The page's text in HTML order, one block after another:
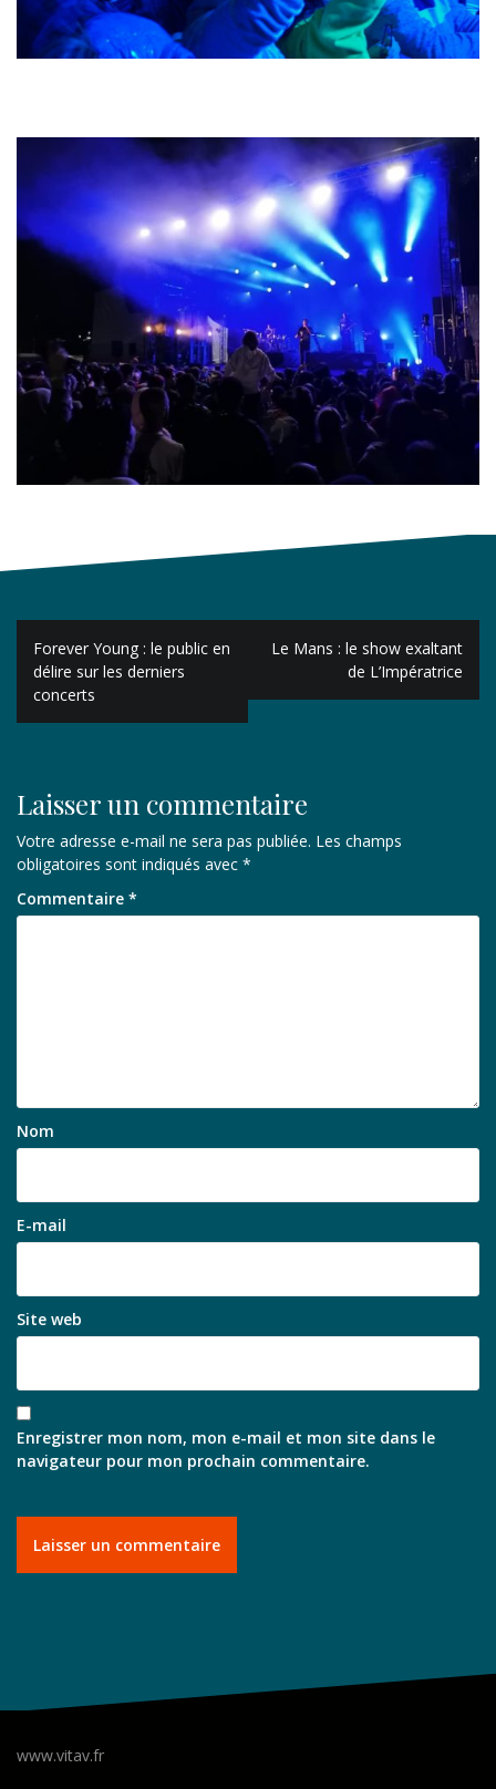
Navigation
de
l’article
Forever Young : le public en
délire sur les derniers
concerts
Le Mans : le show exaltant
de L’Impératrice
Laisser un commentaire
Votre adresse e-mail ne sera pas publiée. Les champs
obligatoires sont indiqués avec *
Commentaire *
Nom
E-mail
Site web
Enregistrer mon nom, mon e-mail et mon site dans le
navigateur pour mon prochain commentaire.
www.vitav.fr